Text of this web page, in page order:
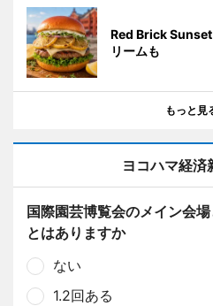
Red Brick
リームも
もっと見
ヨコハマ経済
国際園芸博覧会のメイン会
とはありますか
ない
1.2回ある